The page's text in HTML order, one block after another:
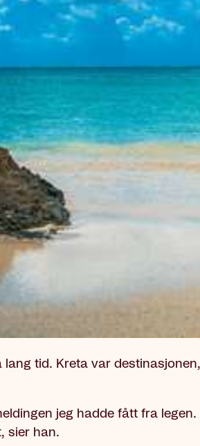
tid. Kreta var
jeg hadde fått fra
sier han.